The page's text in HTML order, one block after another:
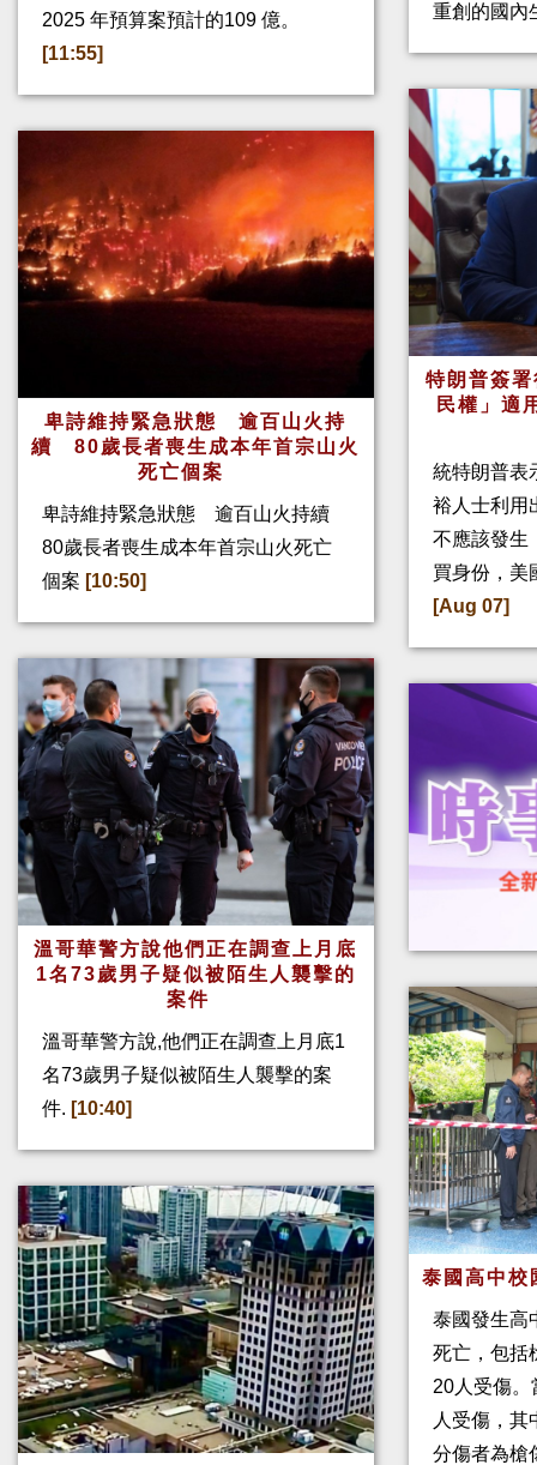
2025 年預算案預計的109 億。
[11:55]
卑詩維持緊急狀態 逾百山火持
續 80歲長者喪生成本年首宗山火
死亡個案
卑詩維持緊急狀態 逾百山火持續
80歲長者喪生成本年首宗山火死亡
個案 [10:50]
溫哥華警方說他們正在調查上月底
1名73歲男子疑似被陌生人襲擊的
案件
溫哥華警方說,他們正在調查上月底1
名73歲男子疑似被陌生人襲擊的案
件. [10:40]
重創的國內
特朗普簽
民權」適
統特朗普表
裕人士利用
不應該發生
買身份，美
[Aug 07]
泰國高中
泰國發生高
死亡，包括
20人受傷
人受傷，其
分傷者為槍